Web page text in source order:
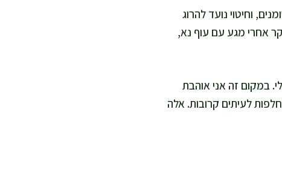
וחיטוי נועד להרוג
אחרי מגע עם עוף נא,
במקום זה אני אוהבת
לעיתים קרובות. אלה